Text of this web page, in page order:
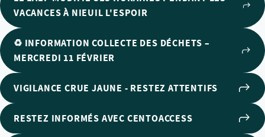
VACANCES À NIEUIL L'ESPOIR
♻️ INFORMATION COLLECTE DES DÉCHETS –
MERCREDI 11 FÉVRIER
VIGILANCE CRUE JAUNE - RESTEZ ATTENTIFS
RESTEZ INFORMÉS AVEC CENTOACCESS